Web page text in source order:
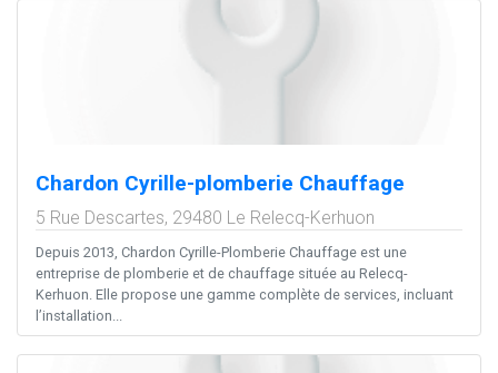
Chardon Cyrille-plomberie Chauffage
5 Rue Descartes, 29480 Le Relecq-Kerhuon
Depuis 2013, Chardon Cyrille-Plomberie Chauffage est une
entreprise de plomberie et de chauffage située au Relecq-
Kerhuon. Elle propose une gamme complète de services, incluant
l’installation...